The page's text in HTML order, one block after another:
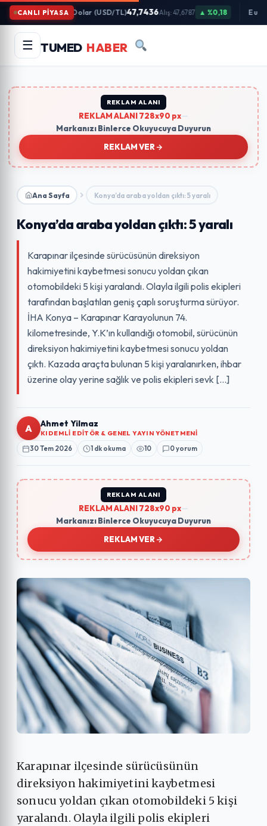
İçeriğe
Atla
CANLI PİYASA Dolar (USD/TL)47,7436Alış: 47,6787 ▲ %0,18 Euro
☰ TUMED HABER
Arama
yapın:
REKLAM ALANI
REKLAM ALANI 728x90 px
Markanızı Binlerce Okuyucuya Duyurun
REKLAM VER
Ana Sayfa Konya’da araba yoldan çıktı: 5 yaralı
Konya’da araba yoldan çıktı: 5 yaralı
Karapınar ilçesinde sürücüsünün direksiyon
hakimiyetini kaybetmesi sonucu yoldan çıkan
otomobildeki 5 kişi yaralandı. Olayla ilgili polis ekipleri
tarafından başlatılan geniş çaplı soruşturma sürüyor.
İHA Konya – Karapınar Karayolunun 74.
kilometresinde, Y.K’ın kullandığı otomobil, sürücünün
direksiyon hakimiyetini kaybetmesi sonucu yoldan
çıktı. Kazada araçta bulunan 5 kişi yaralanırken, ihbar
üzerine olay yerine sağlık ve polis ekipleri sevk […]
A Ahmet Yilmaz
KIDEMLI EDITÖR & GENEL YAYIN YÖNETMENI
30 Tem 2026 1 dk okuma 10 0 yorum
REKLAM ALANI
REKLAM ALANI 728x90 px
Markanızı Binlerce Okuyucuya Duyurun
REKLAM VER
Karapınar ilçesinde sürücüsünün
direksiyon hakimiyetini kaybetmesi
sonucu yoldan çıkan otomobildeki 5 kişi
yaralandı. Olayla ilgili polis ekipleri